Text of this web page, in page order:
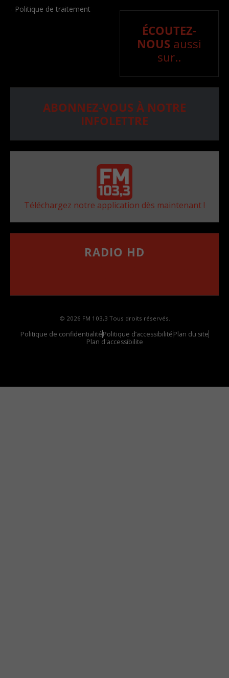
- Politique de traitement
ÉCOUTEZ-
NOUS aussi
sur..
ABONNEZ-VOUS À NOTRE
INFOLETTRE
Téléchargez notre application dès maintenant !
RADIO HD
© 2026 FM 103,3 Tous droits réservés.
Politique de confidentialitéPolitique d’accessibilitéPlan du site
Plan d'accessibilite